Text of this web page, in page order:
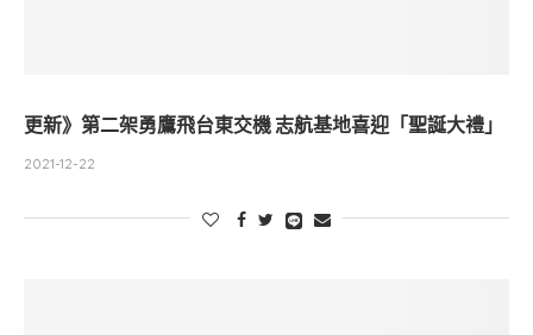
更新》第二架勇鷹飛台東交機 志航基地喜迎「聖誕大禮」
2021-12-22